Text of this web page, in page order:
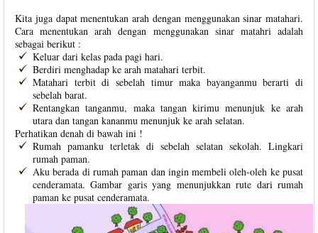
Kita juga dapat menentukan arah dengan menggunakan sinar matahari.
Cara menentukan arah dengan menggunakan sinar matahri adalah
sebagai berikut :
Keluar dari kelas pada pagi hari.
Berdiri menghadap ke arah matahari terbit.
Matahari terbit di sebelah timur maka bayanganmu berarti di
sebelah barat.
Rentangkan tanganmu, maka tangan kirimu menunjuk ke arah
utara dan tangan kananmu menunjuk ke arah selatan.
Perhatikan denah di bawah ini !
Rumah pamanku terletak di sebelah selatan sekolah. Lingkari
rumah paman.
Aku berada di rumah paman dan ingin membeli oleh-oleh ke pusat
cenderamata. Gambar garis yang menunjukkan rute dari rumah
paman ke pusat cenderamata.